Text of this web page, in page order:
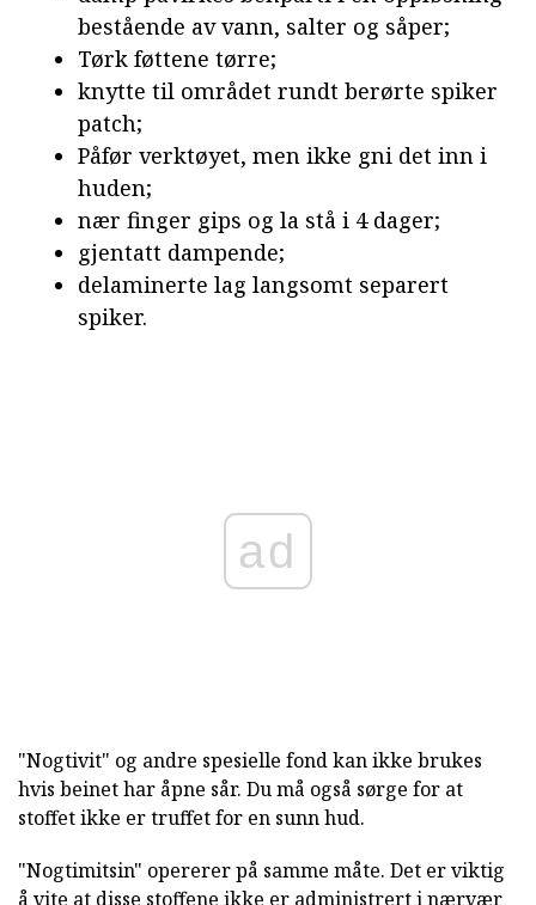
bestående av vann, salter og såper;
Tørk føttene tørre;
knytte til området rundt berørte spiker
patch;
Påfør verktøyet, men ikke gni det inn i
huden;
nær finger gips og la stå i 4 dager;
gjentatt dampende;
delaminerte lag langsomt separert
spiker.
ad
"Nogtivit" og andre spesielle fond kan ikke brukes
hvis beinet har åpne sår. Du må også sørge for at
stoffet ikke er truffet for en sunn hud.
"Nogtimitsin" opererer på samme måte. Det er viktig
å vite at disse stoffene ikke er administrert i nærvær